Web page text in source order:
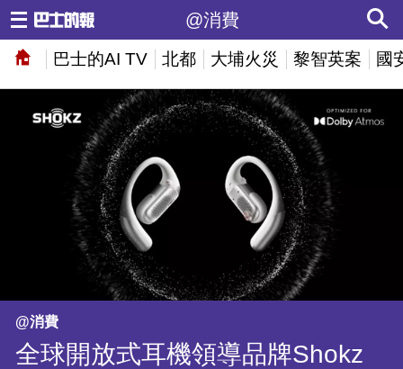
巴士的AI TV 北都 大埔火災 黎智英案 國
@消費
@消費
全球開放式耳機領導品牌Shokz